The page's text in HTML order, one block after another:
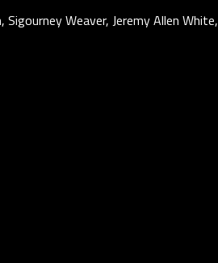
Weaver, Jeremy Allen White,